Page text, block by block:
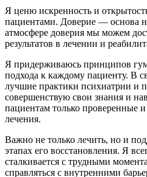
Я ценю искренность и
пациентами. Доверие — основа
атмосфере доверия мы можем
результатов в лечении и
Я придерживаюсь принципов
подхода к каждому пациенту. В
лучшие практики психиатрии и
совершенствую свои знания и
пациентам только проверенные
лечения.
Важно не только лечить, но и
этапах его восстановления. Я
сталкивается с трудными
справляться с внутренними